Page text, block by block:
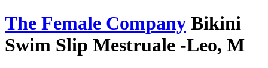
The Female Company Bikini
Swim Slip Mestruale -Leo, M